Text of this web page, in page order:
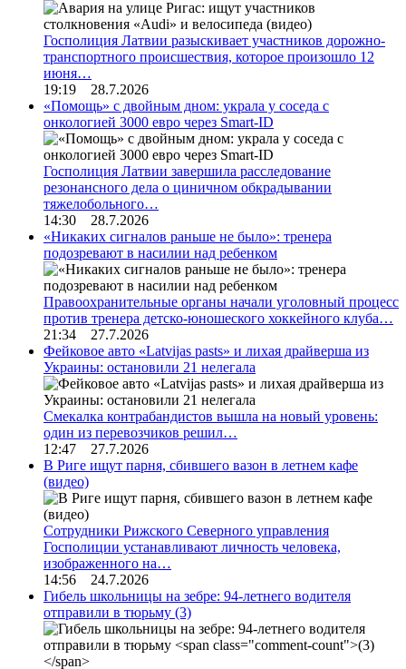
Госполиция Латвии разыскивает участников дорожно-
транспортного происшествия, которое произошло 12
июня…
19:19 28.7.2026
«Помощь» с двойным дном: украла у соседа с
онкологией 3000 евро через Smart-ID
Госполиция Латвии завершила расследование
резонансного дела о циничном обкрадывании
тяжелобольного…
14:30 28.7.2026
«Никаких сигналов раньше не было»: тренера
подозревают в насилии над ребенком
Правоохранительные органы начали уголовный процесс
против тренера детско-юношеского хоккейного клуба…
21:34 27.7.2026
Фейковое авто «Latvijas pasts» и лихая драйверша из
Украины: остановили 21 нелегала
Смекалка контрабандистов вышла на новый уровень:
один из перевозчиков решил…
12:47 27.7.2026
В Риге ищут парня, сбившего вазон в летнем кафе
(видео)
Сотрудники Рижского Северного управления
Госполиции устанавливают личность человека,
изображенного на…
14:56 24.7.2026
Гибель школьницы на зебре: 94-летнего водителя
отправили в тюрьму (3)